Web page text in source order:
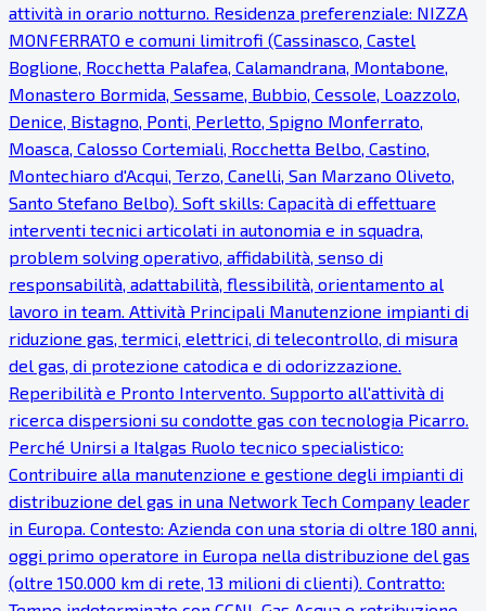
attività in orario notturno. Residenza preferenziale: NIZZA
MONFERRATO e comuni limitrofi (Cassinasco, Castel
Boglione, Rocchetta Palafea, Calamandrana, Montabone,
Monastero Bormida, Sessame, Bubbio, Cessole, Loazzolo,
Denice, Bistagno, Ponti, Perletto, Spigno Monferrato,
Moasca, Calosso Cortemiali, Rocchetta Belbo, Castino,
Montechiaro d'Acqui, Terzo, Canelli, San Marzano Oliveto,
Santo Stefano Belbo). Soft skills: Capacità di effettuare
interventi tecnici articolati in autonomia e in squadra,
problem solving operativo, affidabilità, senso di
responsabilità, adattabilità, flessibilità, orientamento al
lavoro in team. Attività Principali Manutenzione impianti di
riduzione gas, termici, elettrici, di telecontrollo, di misura
del gas, di protezione catodica e di odorizzazione.
Reperibilità e Pronto Intervento. Supporto all'attività di
ricerca dispersioni su condotte gas con tecnologia Picarro.
Perché Unirsi a Italgas Ruolo tecnico specialistico:
Contribuire alla manutenzione e gestione degli impianti di
distribuzione del gas in una Network Tech Company leader
in Europa. Contesto: Azienda con una storia di oltre 180 anni,
oggi primo operatore in Europa nella distribuzione del gas
(oltre 150.000 km di rete, 13 milioni di clienti). Contratto: